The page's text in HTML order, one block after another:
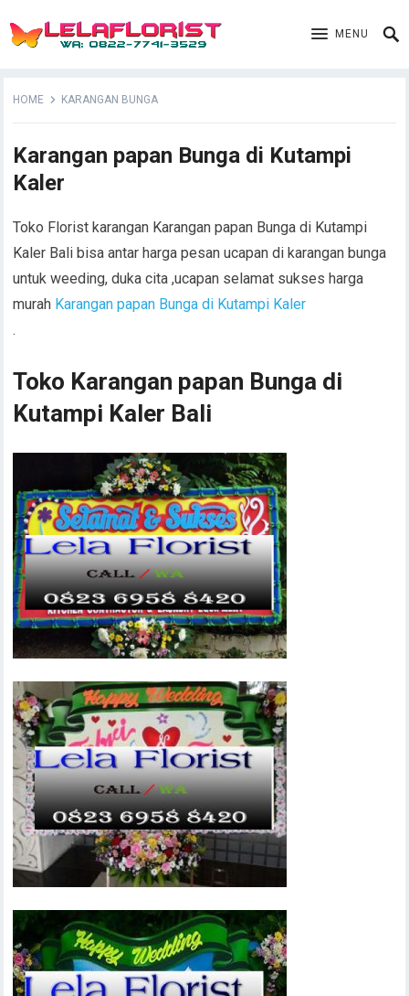
MENU
HOME KARANGAN BUNGA
Karangan papan Bunga di Kutampi
Kaler
Toko Florist karangan Karangan papan Bunga di Kutampi
Kaler Bali bisa antar harga pesan ucapan di karangan bunga
untuk weeding, duka cita ,ucapan selamat sukses harga
murah Karangan papan Bunga di Kutampi Kaler
.
Toko Karangan papan Bunga di
Kutampi Kaler Bali